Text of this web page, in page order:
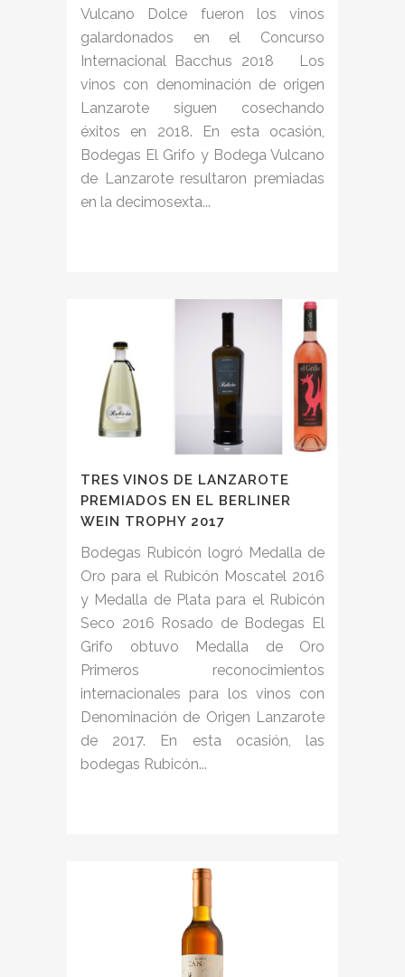
Vulcano Dolce fueron los vinos
galardonados en el Concurso
Internacional Bacchus 2018 Los
vinos con denominación de origen
Lanzarote siguen cosechando
éxitos en 2018. En esta ocasión,
Bodegas El Grifo y Bodega Vulcano
de Lanzarote resultaron premiadas
en la decimosexta...
TRES VINOS DE LANZAROTE
PREMIADOS EN EL BERLINER
WEIN TROPHY 2017
Bodegas Rubicón logró Medalla de
Oro para el Rubicón Moscatel 2016
y Medalla de Plata para el Rubicón
Seco 2016 Rosado de Bodegas El
Grifo obtuvo Medalla de Oro
Primeros reconocimientos
internacionales para los vinos con
Denominación de Origen Lanzarote
de 2017. En esta ocasión, las
bodegas Rubicón...